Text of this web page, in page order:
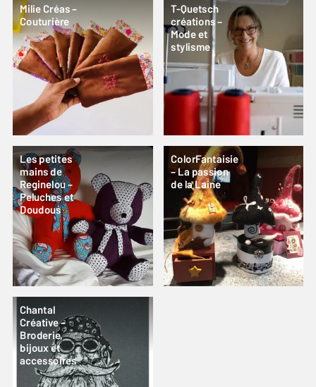
Milie Créas –
Couturière
T-Quetsch
créations –
Mode et
stylisme
Les petites
mains de
Reginelou –
Peluches et
Doudous
ColorFantaisie
– La passion
de la Laine
Chantal
Créative –
Broderie,
bijoux et
accessoires